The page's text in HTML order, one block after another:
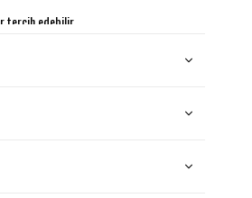
tercih edebilir.